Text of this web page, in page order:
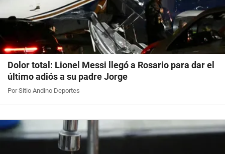
Dolor total: Lionel Messi llegó a Rosario para dar el
último adiós a su padre Jorge
Por Sitio Andino Deportes